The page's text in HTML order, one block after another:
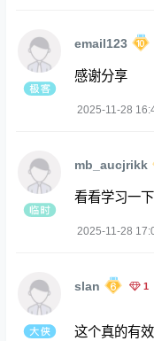
email123
感谢分享
2025-11-28
mb_aucjrikk
看看学习一下
2025-11-28
slan 1
这个真的有